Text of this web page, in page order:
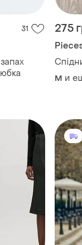
31 275
M и